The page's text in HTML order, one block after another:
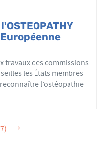
travaux des commissions
les États membres
l’ostéopathie